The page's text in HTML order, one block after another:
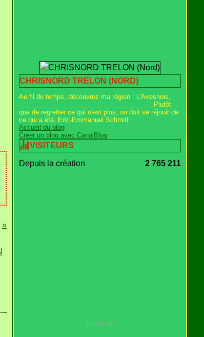
CHRISNORD TRELON (NORD)
Au fil du temps, découvrez ma région : L'Avesnois,
_____________________________________ Plutôt
que de regretter ce qui n'est plus, on doit se réjouir de
ce qui a été. Eric-Emmanuel Schmitt
Accueil du blog
Créer un blog avec CanalBlog
VISITEURS
Depuis la création 2 765 211
Publicité